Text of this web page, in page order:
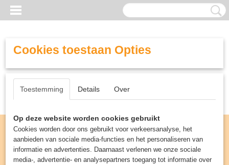
Cookies toestaan Opties
Toestemming Details Over
Op deze website worden cookies gebruikt
Cookies worden door ons gebruikt voor verkeersanalyse, het
aanbieden van sociale media-functies en het personaliseren van
informatie en advertenties. Daarnaast verlenen we onze sociale
media-, advertentie- en analysepartners toegang tot informatie over